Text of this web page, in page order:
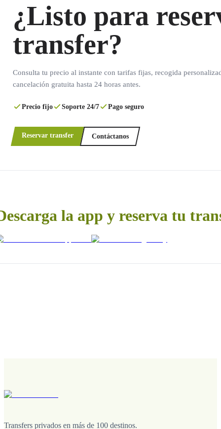
¿Listo para
transfer?
Consulta tu precio al instante con tarifas fijas, recogida
cancelación gratuita hasta 24 horas antes.
Precio fijo Soporte 24/7 Pago seguro
Reservar transfer Contáctanos
la app y reserva tu
Transfers privados en más de 100 destinos.